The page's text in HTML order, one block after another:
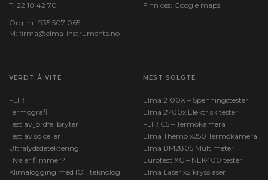
T: 22 10 42 70
Org. nr. 935 507 065
M: firma@elma-instruments.no​
Finn oss: Google maps
VERDT Å VITE
FLIR
Termografi
Test av jordfeilbryter
Test av solceller
Ultralydsdetektering
Hva er flimmer?
Klimalogging med IOT teknologi
MEST SOLGTE
Elma 2100X – Spenningstester
Elma 2700x Elektrisk tester
FLIR C5 – Termokamera
Elma Themo x250 Termokamera
Elma BM2805 Multimeter
Eurotest XC – NEK400 tester
Elma Laser x2 krysslaser